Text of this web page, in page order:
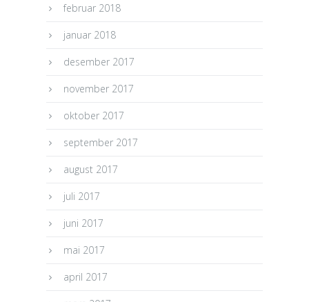
februar 2018
januar 2018
desember 2017
november 2017
oktober 2017
september 2017
august 2017
juli 2017
juni 2017
mai 2017
april 2017